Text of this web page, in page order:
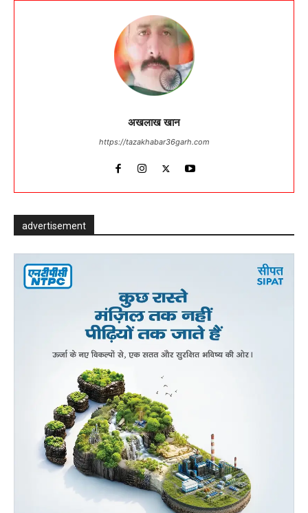
अखलाख खान
https://tazakhabar36garh.com
advertisement